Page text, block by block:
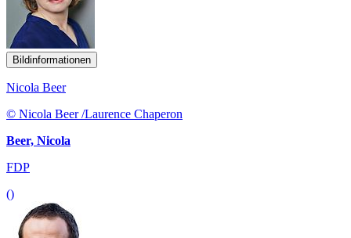
Bildinformationen
Nicola Beer
© Nicola Beer /Laurence Chaperon
Beer, Nicola
FDP
()